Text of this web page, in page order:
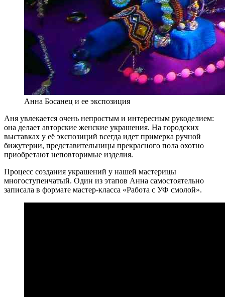
Анна Босанец и ее экспозиция
Аня увлекается очень непростым и интересным рукоделием:
она делает авторские женские украшения. На городских
выставках у её экспозиций всегда идет примерка ручной
бижутерии, представительницы прекрасного пола охотно
приобретают неповторимые изделия.
Процесс создания украшений у нашей мастерицы
многоступенчатый. Один из этапов Анна самостоятельно
записала в формате мастер-класса «Работа с УФ смолой».